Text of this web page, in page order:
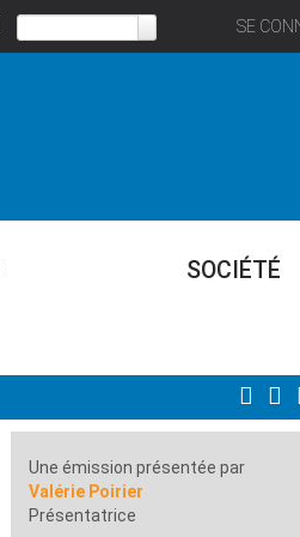
SE
SOCIÉTÉ
Une émission présentée par
Valérie Poirier
Présentatrice